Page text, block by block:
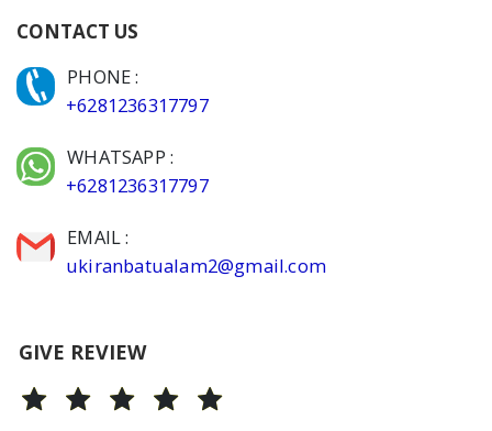
CONTACT US
PHONE :
+6281236317797
WHATSAPP :
+6281236317797
EMAIL :
ukiranbatualam2@gmail.com
GIVE REVIEW